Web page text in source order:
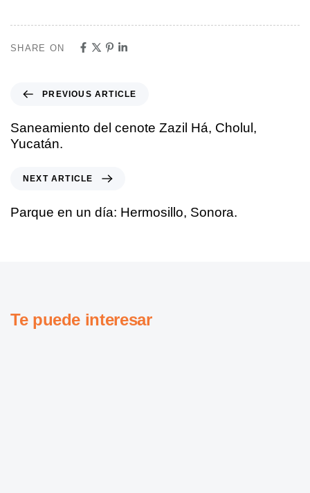
SHARE ON
PREVIOUS ARTICLE
Saneamiento del cenote Zazil Há, Cholul,
Yucatán.
NEXT ARTICLE
Parque en un día: Hermosillo, Sonora.
Te puede interesar